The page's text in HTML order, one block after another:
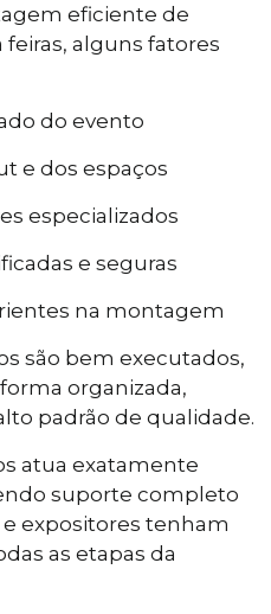
eficiente de
alguns fatores
do evento
e dos espaços
especializados
e seguras
na montagem
são bem executados,
organizada,
padrão de qualidade.
atua exatamente
suporte completo
expositores tenham
as etapas da